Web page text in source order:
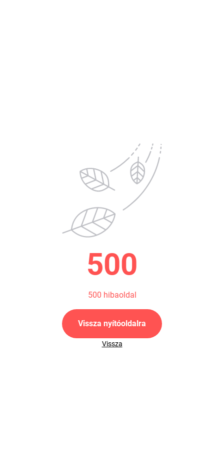
500
500 hibaoldal
Vissza nyítóoldalra
Vissza